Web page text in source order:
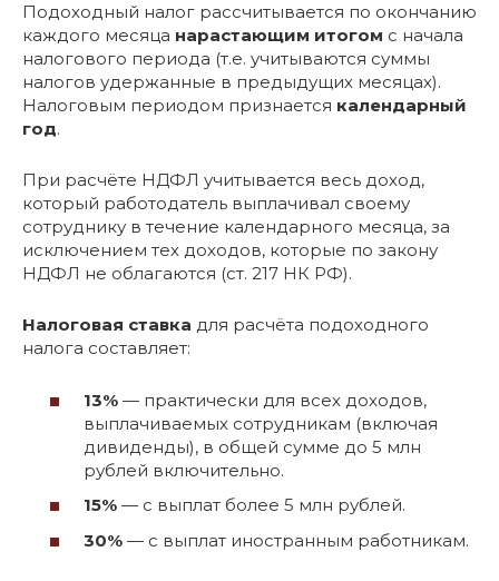
Подоходный налог рассчитывается по окончанию
каждого месяца нарастающим итогом с начала
налогового периода (т.е. учитываются суммы
налогов удержанные в предыдущих месяцах).
Налоговым периодом признается календарный
год.
При расчёте НДФЛ учитывается весь доход,
который работодатель выплачивал своему
сотруднику в течение календарного месяца, за
исключением тех доходов, которые по закону
НДФЛ не облагаются (ст. 217 НК РФ).
Налоговая ставка для расчёта подоходного
налога составляет:
13% — практически для всех доходов,
выплачиваемых сотрудникам (включая
дивиденды), в общей сумме до 5 млн
рублей включительно.
15% — с выплат более 5 млн рублей.
30% — с выплат иностранным работникам.